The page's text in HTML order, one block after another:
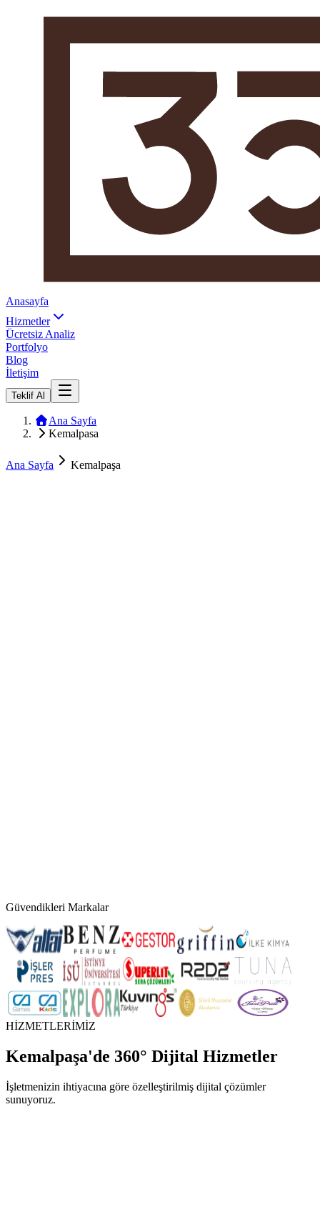
Anasayfa
Hizmetler
Ücretsiz Analiz
Portfolyo
Blog
İletişim
Teklif Al
Ana Sayfa
Kemalpasa
Ana Sayfa Kemalpaşa
Güvendikleri Markalar
HİZMETLERİMİZ
Kemalpaşa'de 360° Dijital Hizmetler
İşletmenizin ihtiyacına göre özelleştirilmiş dijital çözümler
sunuyoruz.